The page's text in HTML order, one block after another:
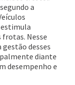
a
frotas. Nesse
desses
diante
desempenho e